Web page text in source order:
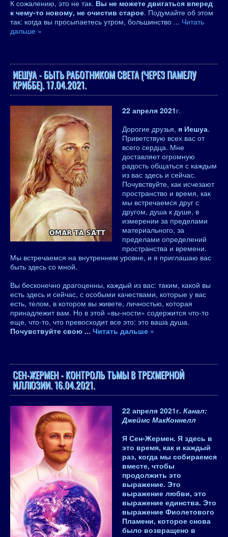
К сожалению, это не так. Вы не можете двигаться вперед
к чему-то новому, не очистив старое. Подумайте об этом
так: когда вы просыпаетесь утром, большинство ... Читать
дальше »
ИЕШУА - БЫТЬ РАБОТНИКОМ СВЕТА (ЧЕРЕЗ ПАМЕЛУ
КРИББЕ). 17.04.2021.
22 апреля 2021г.
Дорогие друзья, я Иешуа.
Приветствую всех вас от
всего сердца. Мне
доставляет огромную
радость общаться с каждым
из вас здесь и сейчас.
Почувствуйте, как исчезают
пространство и время, как
мы встречаемся друг с
другом, душа к душе, в
измерении за пределами
материального, за
пределами определений
пространства и времени.
Мы встречаемся на внутреннем уровне, и я приглашаю вас
быть здесь со мной.
Вы бесконечно драгоценны, каждый из вас: таким, какой вы
есть здесь и сейчас, с особыми качествами, которые у вас
есть, телом, в котором вы живете, личностью, которая
принадлежит вам. Но в этой «вы-ности» содержится что-то
еще, что-то, что превосходит все это: это ваша душа.
Почувствуйте свою ... Читать дальше »
СЕН-ЖЕРМЕН - КОНТРОЛЬ ТЬМЫ В ТРЕХМЕРНОЙ
ИЛЛЮЗИИ. 16.04.2021.
22 апреля 2021г. Канал:
Джеймс МакКоннелл
Я Сен-Жермен. Я здесь в
это время, как и каждый
раз, когда мы собираемся
вместе, чтобы
продолжить это
выражение. Это
выражение любви, это
выражение единства. Это
выражение Фиолетового
Пламени, которое снова
было возвращено в